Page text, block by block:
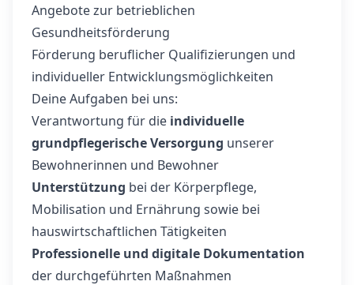
Angebote zur betrieblichen
Gesundheitsförderung
Förderung beruflicher Qualifizierungen und
individueller Entwicklungsmöglichkeiten
Deine Aufgaben bei uns:
Verantwortung für die individuelle
grundpflegerische Versorgung unserer
Bewohnerinnen und Bewohner
Unterstützung bei der Körperpflege,
Mobilisation und Ernährung sowie bei
hauswirtschaftlichen Tätigkeiten
Professionelle und digitale Dokumentation
der durchgeführten Maßnahmen